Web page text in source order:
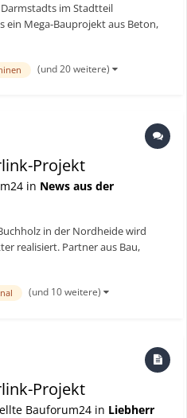
im Stadtteil
ein Mega-Bauprojekt aus Beton,
der Superlative, geht es
Bauforum24 TV V...
(und 20 weitere)
Projekt
in News aus der
in der Nordheide wird
realisiert. Partner aus Bau,
des Hyperlink-Projekts
Gasunie und die
(und 10 weitere)
Projekt
Bauforum24 in Liebherr